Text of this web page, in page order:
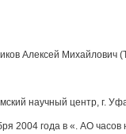
Алексей Михайлович
научный центр, г.
2004 года в «. АО